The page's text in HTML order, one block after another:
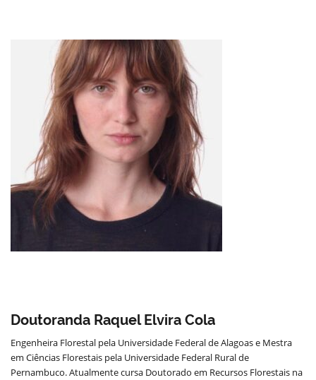
Doutoranda Raquel Elvira Cola
Engenheira Florestal pela Universidade Federal de Alagoas e Mestra
em Ciências Florestais pela Universidade Federal Rural de
Pernambuco. Atualmente cursa Doutorado em Recursos Florestais na